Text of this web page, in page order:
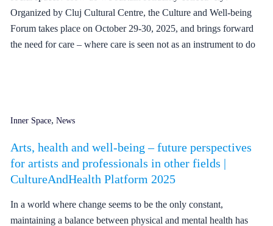
Organized by Cluj Cultural Centre, the Culture and Well-being
Forum takes place on October 29-30, 2025, and brings forward
the need for care – where care is seen not as an instrument to do
Inner Space, News
Arts, health and well-being – future perspectives
for artists and professionals in other fields |
CultureAndHealth Platform 2025
In a world where change seems to be the only constant,
maintaining a balance between physical and mental health has